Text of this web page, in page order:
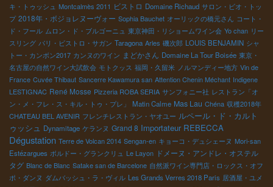
キ・トゥッシュ Montcalmès 2011 ビストロ Domaine Richaud サロン・ビオ・トッ
プ 2018年・ボジョレヌーヴォー Sophia Bauchet オーリックの橋元さん コート・
ド・フール ムロン・ド・ブルゴーニュ 東京神田・リショームワイン会 Yo chan リー
スリング パリ・ビストロ・サガン Taragona Arles 磯次郎 LOUIS BENJAMIN シャ
トー・カンボン2017 カンヌのワイン まどかさん Domaine La Tour Boisée 東京・
名古屋の自然ワイン大試飲会 モトクッス 福岡・久留米 ノルマンディー地方 Vin de
France Cuvée Thibaut Sancerre Kawamura san Attention Chenin Méchant Indigene
LESTIGNAC René Mosse Pizzeria ROBA SERIA サンフォニー社 レストラン「オ
ン・メ・フレ・ス・キル・トゥ・プレ」
Matin Calme Mas Lau Chéna 収穫2018年
CHATEAU BEL AVENIR フレンチレストラン・ヤオユー ルペール・ド・カルト
ゥッシュ Dynamitage ケランヌ Grand 8 Importateur REBECCA
Dégustation Terre de Volcan 2014 Sengan-en キョーコ・デュシェーヌ Mori-san
Estézargues ボルドー・グランクリュ Le Layon ドメーヌ・アンドレ・オステル
タグ Blanc de Blanc Satake san de Barcelone 自然派ワイン専門店・ロックス・オフ
ポ・ダンヌ ダムバッシュ・ラ・ヴィル Les Grands Verres 2018 Paris 居酒屋・ユメ